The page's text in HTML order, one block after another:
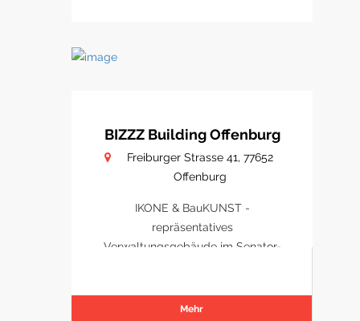
BIZZZ Building Offenburg
Freiburger Strasse 41, 77652
Offenburg
IKONE & BauKUNST -
repräsentatives
Verwaltungsgebäude im Senator-
Mehr